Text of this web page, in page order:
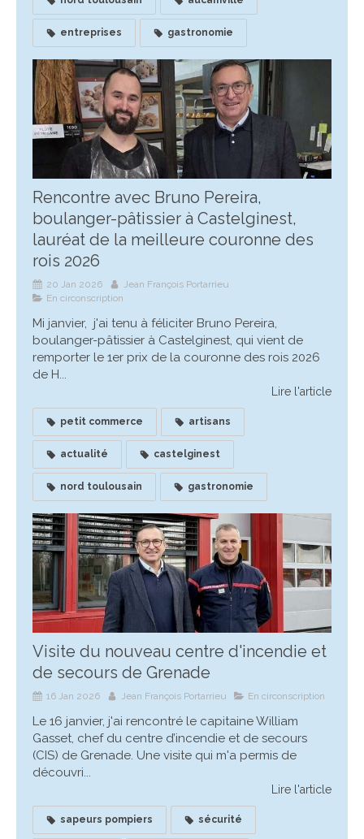
entreprises gastronomie
Rencontre avec Bruno Pereira,
boulanger-pâtissier à Castelginest,
lauréat de la meilleure couronne des
rois 2026
20 Jan 2026
Jean François Portarrieu
En circonscription
Mi janvier, j'ai tenu à féliciter Bruno Pereira,
boulanger-pâtissier à Castelginest, qui vient de
remporter le 1er prix de la couronne des rois 2026
de H...
Lire l'article
petit commerce artisans
actualité castelginest
nord toulousain gastronomie
Visite du nouveau centre d'incendie et
de secours de Grenade
16 Jan 2026 Jean François Portarrieu En circonscription
Le 16 janvier, j'ai rencontré le capitaine William
Gasset, chef du centre d’incendie et de secours
(CIS) de Grenade. Une visite qui m'a permis de
découvri...
Lire l'article
sapeurs pompiers sécurité